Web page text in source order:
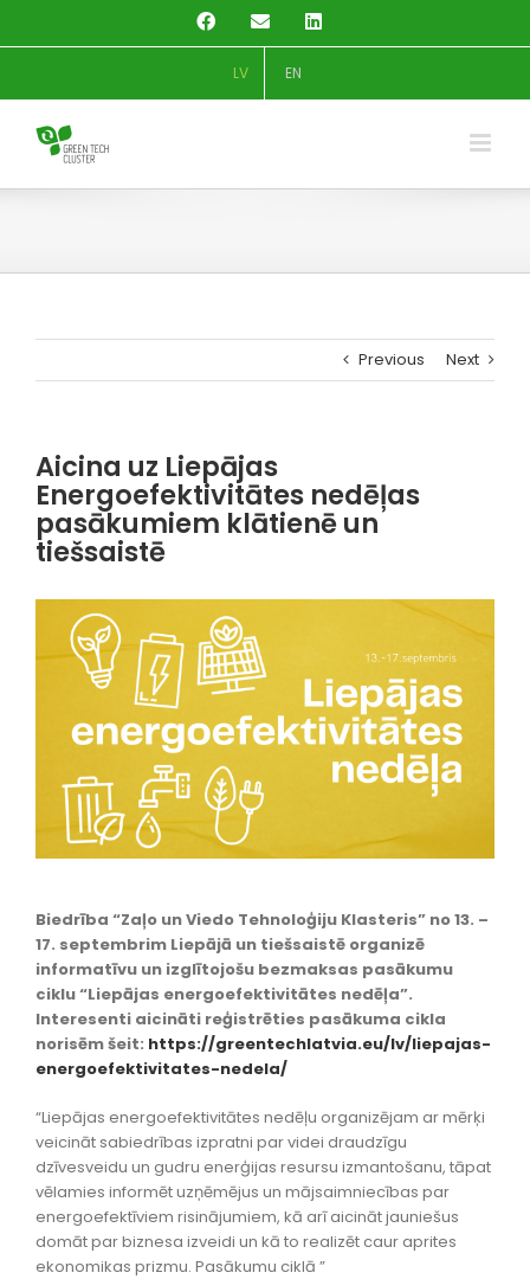
FacebookEmail LinkedIn
LV EN
Previous Next
Aicina uz Liepājas
Energoefektivitātes nedēļas
pasākumiem klātienē un
tiešsaistē
Biedrība “Zaļo un Viedo Tehnoloģiju Klasteris” no 13. –
17. septembrim Liepājā un tiešsaistē organizē
informatīvu un izglītojošu bezmaksas pasākumu
ciklu “Liepājas energoefektivitātes nedēļa”.
Interesenti aicināti reģistrēties pasākuma cikla
norisēm šeit: https://greentechlatvia.eu/lv/liepajas-
energoefektivitates-nedela/
“Liepājas energoefektivitātes nedēļu organizējam ar mērķi
veicināt sabiedrības izpratni par videi draudzīgu
dzīvesveidu un gudru enerģijas resursu izmantošanu, tāpat
vēlamies informēt uzņēmējus un mājsaimniecības par
energoefektīviem risinājumiem, kā arī aicināt jauniešus
domāt par biznesa izveidi un kā to realizēt caur aprites
ekonomikas prizmu. Pasākumu ciklā ”